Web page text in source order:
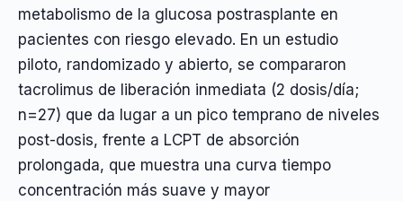
metabolismo de la glucosa postrasplante en
pacientes con riesgo elevado. En un estudio
piloto, randomizado y abierto, se compararon
tacrolimus de liberación inmediata (2 dosis/día;
n=27) que da lugar a un pico temprano de niveles
post-dosis, frente a LCPT de absorción
prolongada, que muestra una curva tiempo
concentración más suave y mayor